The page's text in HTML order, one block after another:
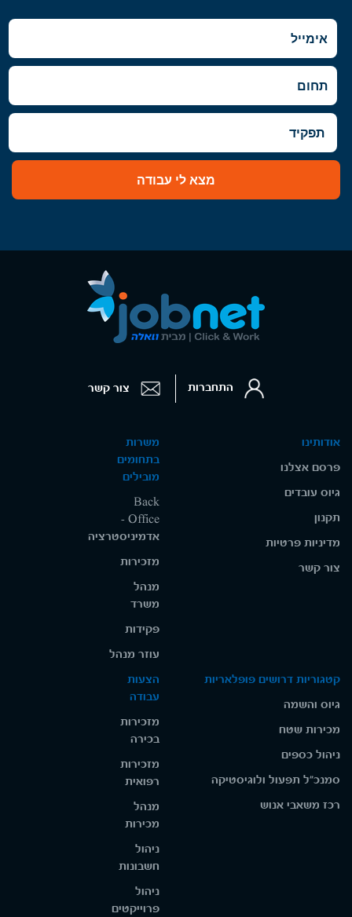
מצא לי עבודה
אודותינו
פרסם אצלנו
גיוס עובדים
תקנון
מדיניות פרטיות
צור קשר
משרות
בתחומים
מובילים
Back
Office -
אדמיניסטרציה
מזכירות
מנהל
משרד
פקידות
עוזר מנהל
קטגוריות דרושים פופלאריות
גיוס והשמה
מכירות שטח
ניהול כספים
סמנכ"ל תפעול ולוגיסטיקה
רכז משאבי אנוש
הצעות
עבודה
מזכירות
בכירה
מזכירות
רפואית
מנהל
מכירות
ניהול
חשבונות
ניהול
פרוייקטים